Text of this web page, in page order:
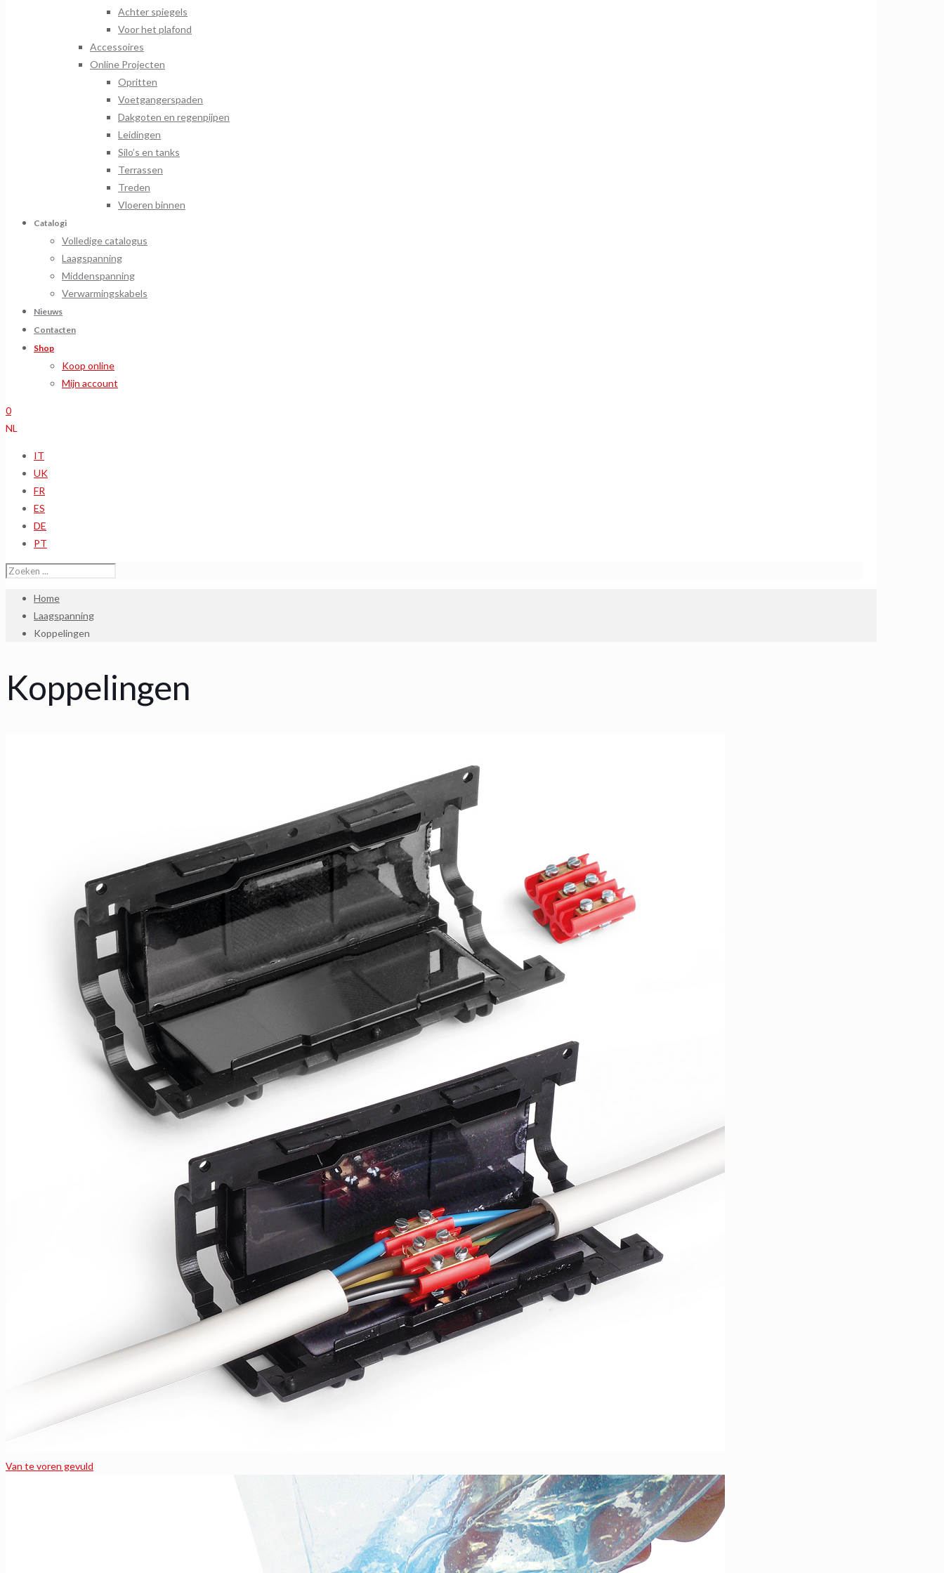
Achter spiegels
Voor het plafond
Accessoires
Online Projecten
Opritten
Voetgangerspaden
Dakgoten en regenpijpen
Leidingen
Silo’s en tanks
Terrassen
Treden
Vloeren binnen
Catalogi
Volledige catalogus
Laagspanning
Middenspanning
Verwarmingskabels
Nieuws
Contacten
Shop
Koop online
Mijn account
0
NL
IT
UK
FR
ES
DE
PT
Home
Laagspanning
Koppelingen
Koppelingen
Van te voren gevuld